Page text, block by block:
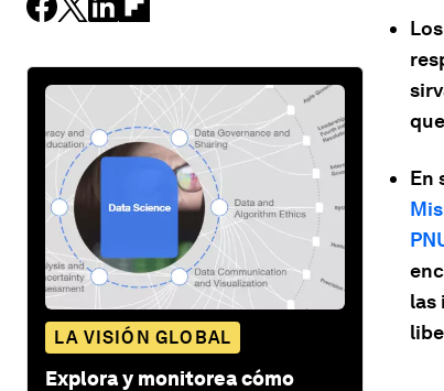
LA VISIÓN GLOBAL
Explora y monitorea cómo
En
las